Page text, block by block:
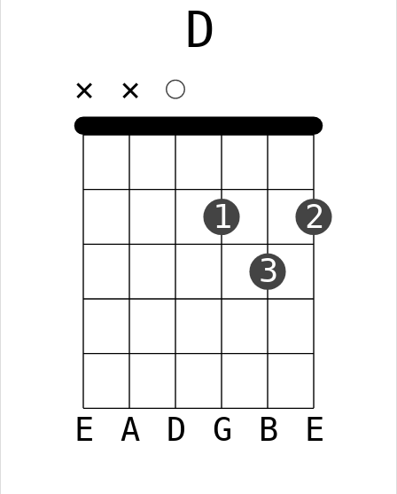
D
E A D G B E
✕ ✕
1
3
2